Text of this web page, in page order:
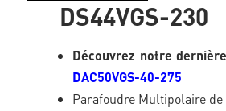
DS44VGS-230
Découvrez notre
DAC50VGS-40-275
Parafoudre Multipolaire de